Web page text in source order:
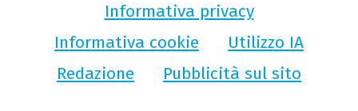
Informativa privacy
Informativa cookie
Utilizzo IA
Redazione
Pubblicità sul sito